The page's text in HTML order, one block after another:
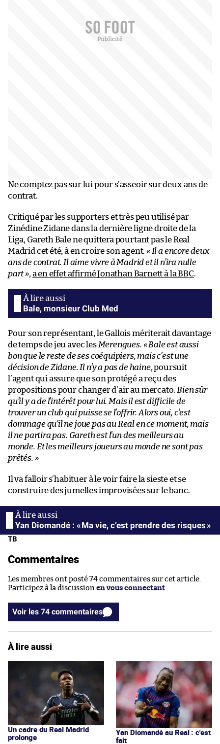
Ne comptez pas sur lui pour s’asseoir sur deux ans de
contrat.
Critiqué par les supporters et très peu utilisé par
Zinédine Zidane dans la dernière ligne droite de la
Liga, Gareth Bale ne quittera pourtant pas le Real
Madrid cet été, à en croire son agent. « Il a encore deux
ans de contrat. Il aime vivre à Madrid et il n’ira nulle
part », a en effet affirmé Jonathan Barnett à la BBC.
Bale, monsieur Club Med
Pour son représentant, le Gallois mériterait davantage
de temps de jeu avec les Merengues. « Bale est aussi
bon que le reste de ses coéquipiers, mais c’est une
décision de Zidane. Il n’y a pas de haine, poursuit
l’agent qui assure que son protégé a reçu des
propositions pour changer d’air au mercato. Bien sûr
qu’il y a de l’intérêt pour lui. Mais il est difficile de
trouver un club qui puisse se l’offrir. Alors oui, c’est
dommage qu’il ne joue pas au Real en ce moment, mais
il ne partira pas. Gareth est l’un des meilleurs au
monde. Et les meilleurs joueurs au monde ne sont pas
prêtés. »
Il va falloir s’habituer à le voir faire la sieste et se
construire des jumelles improvisées sur le banc.
Yan Diomandé : « Ma vie, c’est prendre des risques »
TB
Commentaires
Les membres ont posté 74 commentaires sur cet article.
Participez à la discussion en vous connectant
Voir les 74 commentaires
À lire aussi
Un cadre du Real Madrid
prolonge
Yan Diomandé au Real : c'est
fait